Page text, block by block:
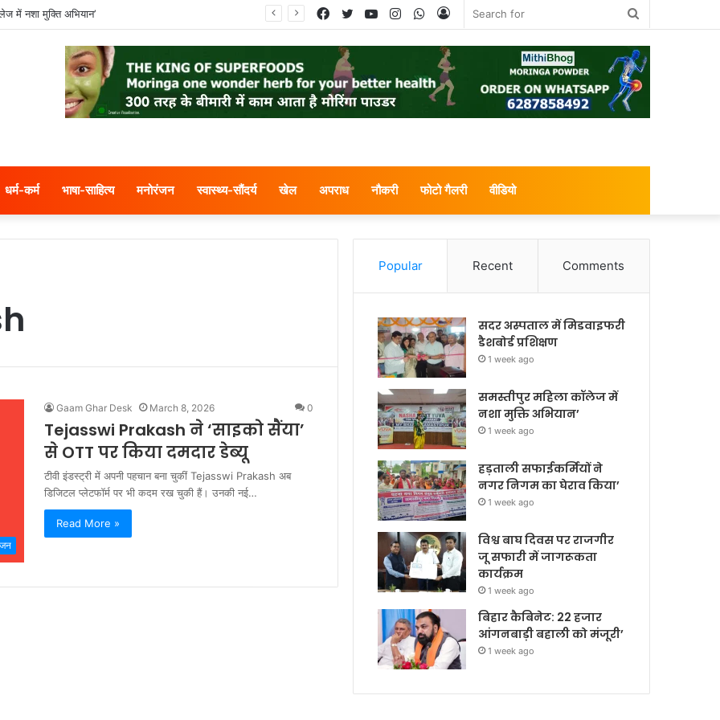
में नशा मुक्ति अभियान’
Log
WhatsApp
Instagram
YouTube
Twitter
Facebook
धर्म-कर्म भाषा-साहित्य मनोरंजन स्वास्थ्य-सौंदर्य खेल अपराध नौकरी फोटो गैलरी वीडियो
Gaam Ghar Desk March 8, 2026 0
Tejasswi Prakash ने ‘साइको सैंया’
से OTT पर किया दमदार डेब्यू
टीवी इंडस्ट्री में अपनी पहचान बना चुकीं Tejasswi Prakash अब
डिजिटल प्लेटफॉर्म पर भी कदम रख चुकी हैं। उनकी नई…
Read More »
Popular Recent Comments
सदर अस्पताल में मिडवाइफरी
डैशबोर्ड प्रशिक्षण
1 week ago
समस्तीपुर महिला कॉलेज में
नशा मुक्ति अभियान’
1 week ago
हड़ताली सफाईकर्मियों ने
नगर निगम का घेराव किया’
1 week ago
विश्व बाघ दिवस पर राजगीर
जू सफारी में जागरूकता
कार्यक्रम
1 week ago
बिहार कैबिनेट: 22 हजार
आंगनबाड़ी बहाली को मंजूरी’
1 week ago